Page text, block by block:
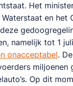
Het
en het
namelijk tot 1
onacceptabel.
miljoenen
Op dit